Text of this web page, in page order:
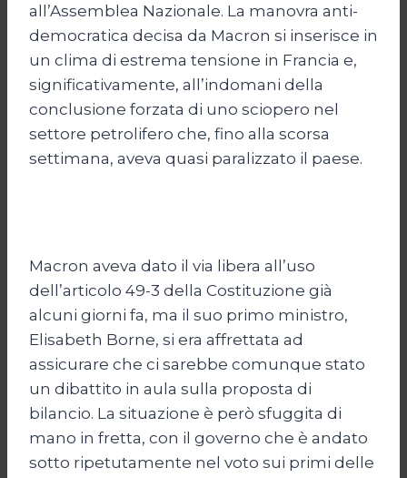
all’Assemblea Nazionale. La manovra anti-
democratica decisa da Macron si inserisce in
un clima di estrema tensione in Francia e,
significativamente, all’indomani della
conclusione forzata di uno sciopero nel
settore petrolifero che, fino alla scorsa
settimana, aveva quasi paralizzato il paese.
Macron aveva dato il via libera all’uso
dell’articolo 49-3 della Costituzione già
alcuni giorni fa, ma il suo primo ministro,
Elisabeth Borne, si era affrettata ad
assicurare che ci sarebbe comunque stato
un dibattito in aula sulla proposta di
bilancio. La situazione è però sfuggita di
mano in fretta, con il governo che è andato
sotto ripetutamente nel voto sui primi delle